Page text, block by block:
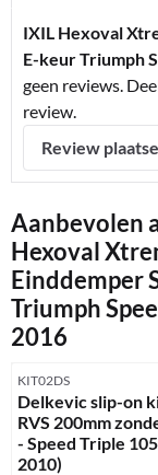
IXIL Hexoval
E-keur Triumph
geen reviews.
review.
Review
Aanbevolen
Hexoval
Einddemper
Triumph
2016
Artikelnummer
KIT02DS
Delkevic slip-on
RVS 200mm
- Speed Triple
2010)